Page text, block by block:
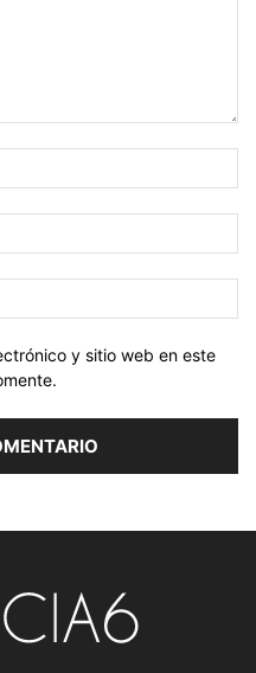
y sitio web en este